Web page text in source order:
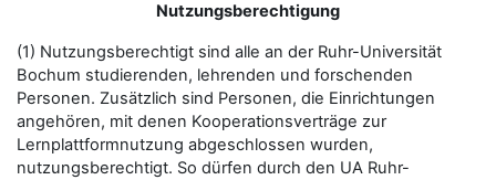
Nutzungsberechtigung
(1) Nutzungsberechtigt sind alle an der Ruhr-Universität
Bochum studierenden, lehrenden und forschenden
Personen. Zusätzlich sind Personen, die Einrichtungen
angehören, mit denen Kooperationsverträge zur
Lernplattformnutzung abgeschlossen wurden,
nutzungsberechtigt. So dürfen durch den UA Ruhr-